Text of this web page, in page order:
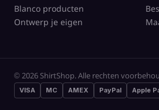
Blanco producten
Ontwerp je eigen
© 2026 ShirtShop. Alle rechten
VISA MC AMEX PayPal Apple